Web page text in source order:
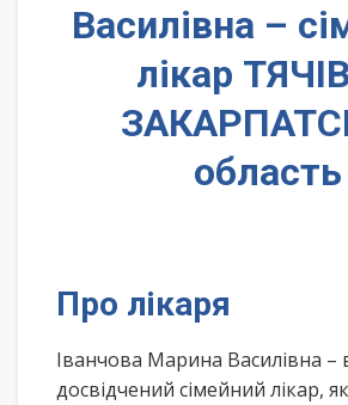
Василівна –
лікар
область
Про лікаря
Іванчова Марина Василівна –
досвідчений сімейний лікар,